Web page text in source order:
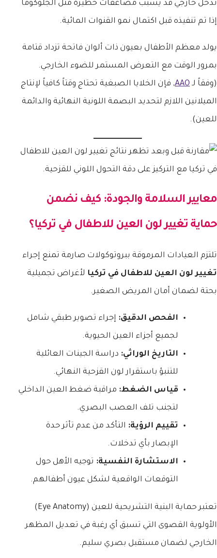
تدخل خارجي قد يسبب مضاعفات خطيرة مثل الجلوكوما
إذا تم تنفيذه قبل اكتمال نمو القنوات المائية.
يولد معظم الأطفال بعيون ذات ألوان فاتحة تزداد قتامة
بمرور الوقت مع التعرض المستمر للضوء الخارجي.
(وفقاً لـ AAO, فإن الخلايا الصبغية تحتاج وقتاً كافياً لإنتاج
الميلانين اللازم لتحديد البصمة اللونية النهائية والدائمة
للعين).
معايير السلامة والجودة: كيف نضمن
حماية تغيير لون العين للاطفال في تركيا؟
تلتزم العيادات المرموقة ببروتوكولات صارمة تمنع إجراء
تغيير لون العين للاطفال في تركيا لأغراض تجميلية
بحتة لضمان أمان المريض الصغير.
الفحص الدقيق: إجراء تصوير طبقي شامل
لجميع أجزاء العين الحيوية.
التاريخ الوراثي: دراسة الجينات العائلية
للتنبؤ باستقرار لون القزحية النهائي.
قياس الضغط: مراقبة ضغط العين الداخلي
لتجنب تلف العصب البصري.
تقييم الرؤية: التأكد من عدم تأثر حدة
الإبصار بأي تدخلات.
الاستشارة النفسية: توجيه الأهل حول
التوقعات الواقعية لشكل عيون أطفالهم.
تعتبر حماية البنية التشريحية للعين (Eye Anatomy)
الأولوية القصوى التي تسبق أي رغبة في تعديل المظهر
الخارجي لضمان مستقبل بصري سليم.